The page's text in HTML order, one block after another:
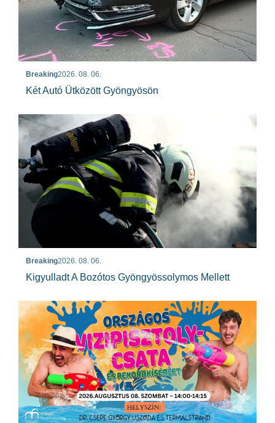
Breaking2026. 08. 06.
Két Autó Ütközött Gyöngyösön
Breaking2026. 08. 06.
Kigyulladt A Bozótos Gyöngyössolymos Mellett